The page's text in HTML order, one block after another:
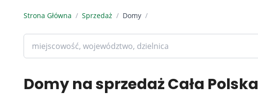
Strona Główna / Sprzedaż / Domy /
Domy na sprzedaż Cała Polska